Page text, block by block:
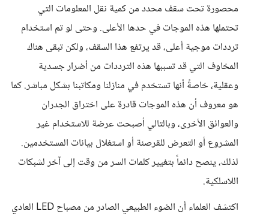
محصورة تحت سقف محدد من كمية نقل المعلومات التي
تحتملها هذه الموجات في حدها الأعلى. وحتى لو تم استخدام
ترددات موجية أعلى، قد يرتفع هذا السقف، ولكن تبقى هناك
المخاوف التي قد تسببها هذه الترددات من أضرار جسدية
وعقلية، خاصةً أنها تستخدم في منازلنا ومكاتبنا بشكل مباشر. كما
هو معروف أن هذه الموجات قادرة على اختراق الجدران
والعوائق الأخرى، وبالتالي أصبحت عرضة للاستخدام غير
المشروع أو التعرض للقرصنة أو استغلال بيانات المستخدمين.
لذلك، ينصح دائماً بتغيير كلمات السر من وقت إلى آخر لشبكات
اللاسلكية.
اكتشف العلماء أن الضوء الطبيعي الصادر من مصباح LED العادي